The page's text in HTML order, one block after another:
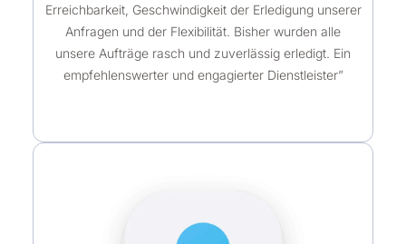
Erreichbarkeit, Geschwindigkeit der Erledigung unserer
Anfragen und der Flexibilität. Bisher wurden alle
unsere Aufträge rasch und zuverlässig erledigt. Ein
empfehlenswerter und engagierter Dienstleister”